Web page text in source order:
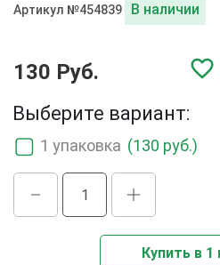
Артикул №454839 В наличии
130 Руб.
Выберите вариант:
1 упаковка (130 руб.)
Купить в 1